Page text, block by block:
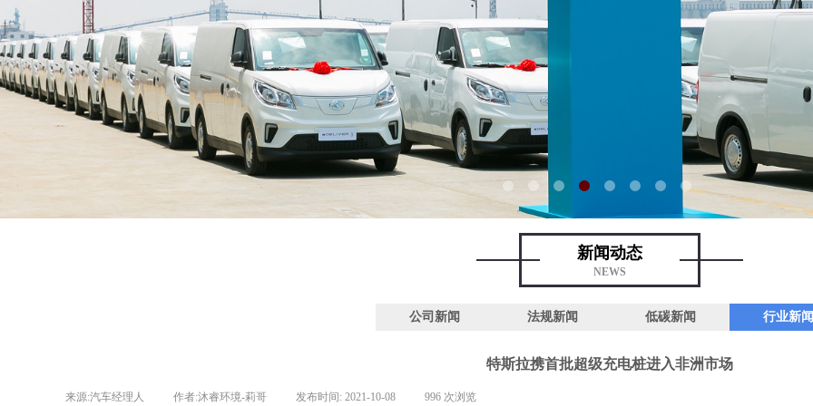
新闻动态
NEWS
公司新闻 法规新闻 低碳新闻 行业新闻
特斯拉携首批超级充电桩进入非洲市场
来源:汽车经理人 作者:沐睿环境-莉哥 发布时间: 2021-10-08 996 次浏览